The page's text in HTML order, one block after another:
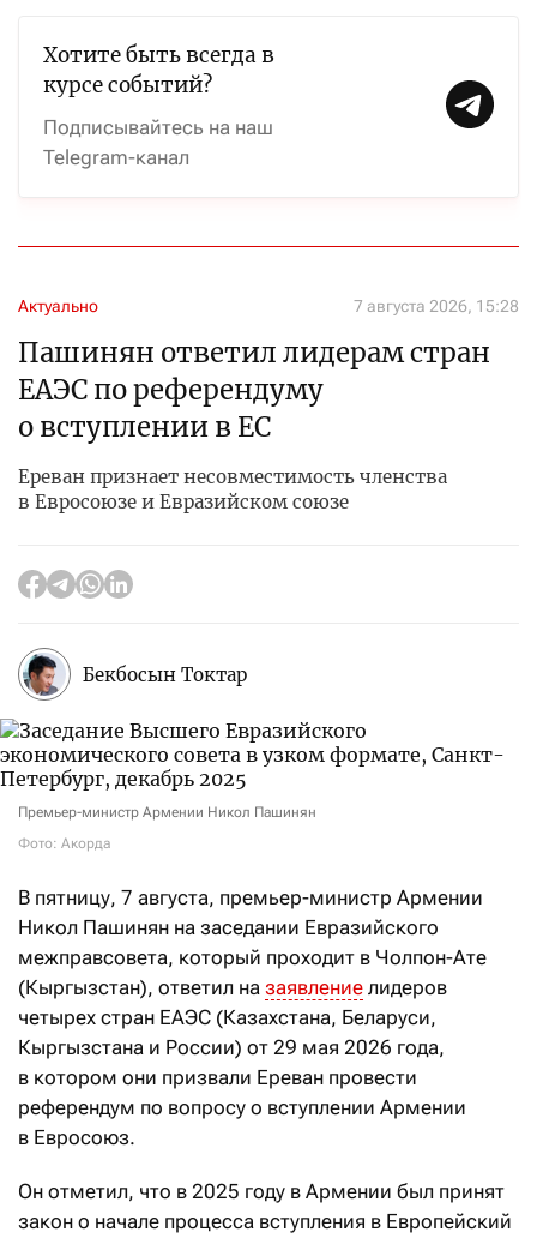
Хотите быть всегда в
курсе событий?
Подписывайтесь на наш
Telegram-канал
Актуально 7 августа 2026, 15:28
Пашинян ответил лидерам стран
ЕАЭС по референдуму
о вступлении в ЕС
Ереван признает несовместимость членства
в Евросоюзе и Евразийском союзе
Бекбосын Токтар
Премьер-министр Армении Никол Пашинян
Фото: Акорда
В пятницу, 7 августа, премьер-министр Армении
Никол Пашинян на заседании Евразийского
межправсовета, который проходит в Чолпон-Ате
(Кыргызстан), ответил на заявление лидеров
четырех стран ЕАЭС (Казахстана, Беларуси,
Кыргызстана и России) от 29 мая 2026 года,
в котором они призвали Ереван провести
референдум по вопросу о вступлении Армении
в Евросоюз.
Он отметил, что в 2025 году в Армении был принят
закон о начале процесса вступления в Европейский